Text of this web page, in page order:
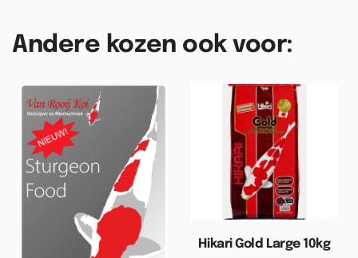
Andere kozen ook voor:
Hikari Gold Large 10kg